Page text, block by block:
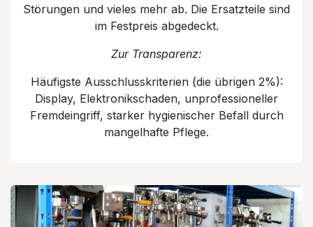
Störungen und vieles mehr ab. Die Ersatzteile sind
im Festpreis abgedeckt.
Zur Transparenz:
Häufigste Ausschlusskriterien (die übrigen 2%):
Display, Elektronikschaden, unprofessioneller
Fremdeingriff, starker hygienischer Befall durch
mangelhafte Pflege.